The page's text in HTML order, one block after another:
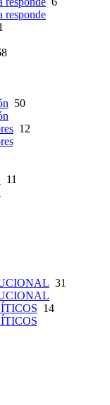
responde
50
12
11
31
14